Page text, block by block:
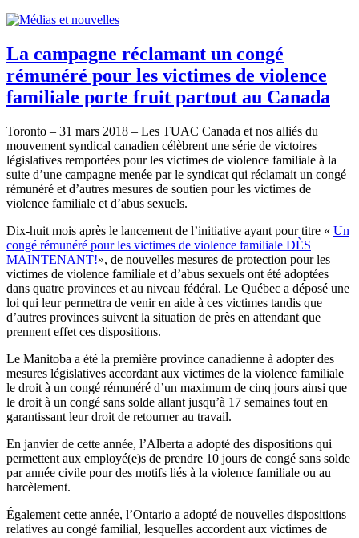
La campagne réclamant un congé
rémunéré pour les victimes de violence
familiale porte fruit partout au Canada
Toronto – 31 mars 2018 – Les TUAC Canada et nos alliés du
mouvement syndical canadien célèbrent une série de victoires
législatives remportées pour les victimes de violence familiale à la
suite d’une campagne menée par le syndicat qui réclamait un congé
rémunéré et d’autres mesures de soutien pour les victimes de
violence familiale et d’abus sexuels.
Dix-huit mois après le lancement de l’initiative ayant pour titre « Un
congé rémunéré pour les victimes de violence familiale DÈS
MAINTENANT!», de nouvelles mesures de protection pour les
victimes de violence familiale et d’abus sexuels ont été adoptées
dans quatre provinces et au niveau fédéral. Le Québec a déposé une
loi qui leur permettra de venir en aide à ces victimes tandis que
d’autres provinces suivent la situation de près en attendant que
prennent effet ces dispositions.
Le Manitoba a été la première province canadienne à adopter des
mesures législatives accordant aux victimes de la violence familiale
le droit à un congé rémunéré d’un maximum de cinq jours ainsi que
le droit à un congé sans solde allant jusqu’à 17 semaines tout en
garantissant leur droit de retourner au travail.
En janvier de cette année, l’Alberta a adopté des dispositions qui
permettent aux employé(e)s de prendre 10 jours de congé sans solde
par année civile pour des motifs liés à la violence familiale ou au
harcèlement.
Également cette année, l’Ontario a adopté de nouvelles dispositions
relatives au congé familial, lesquelles accordent aux victimes de